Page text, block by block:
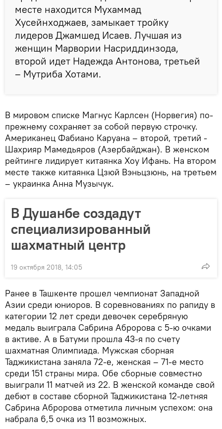
месте находится Мухаммад
Хусейнходжаев, замыкает тройку
лидеров Джамшед Исаев. Лучшая из
женщин Марвории Насриддинзода,
второй идет Надежда Антонова, третьей
– Мутриба Хотами.
В мировом списке Магнус Карлсен (Норвегия) по-
прежнему сохраняет за собой первую строчку.
Американец Фабиано Каруана – второй, третий -
Шахрияр Мамедьяров (Азербайджан). В женском
рейтинге лидирует китаянка Хоу Ифань. На втором
месте также китаянка Цзюй Вэньцзюнь, на третьем
– украинка Анна Музычук.
В Душанбе создадут
специализированный
шахматный центр
19 октября 2018, 14:05
Ранее в Ташкенте прошел чемпионат Западной
Азии среди юниоров. В соревнованиях по рапиду в
категории 12 лет среди девочек серебряную
медаль выиграла Сабрина Абророва с 5-ю очками
в активе. А в Батуми прошла 43-я по счету
шахматная Олимпиада. Мужская сборная
Таджикистана заняла 72-е, женская – 71-е место
среди 151 страны мира. Обе сборные совместно
выиграли 11 матчей из 22. В женской команде свой
дебют в составе сборной Таджикистана 12-летняя
Сабрина Абророва отметила личным успехом: она
набрала 6,5 очка из 11 возможных.